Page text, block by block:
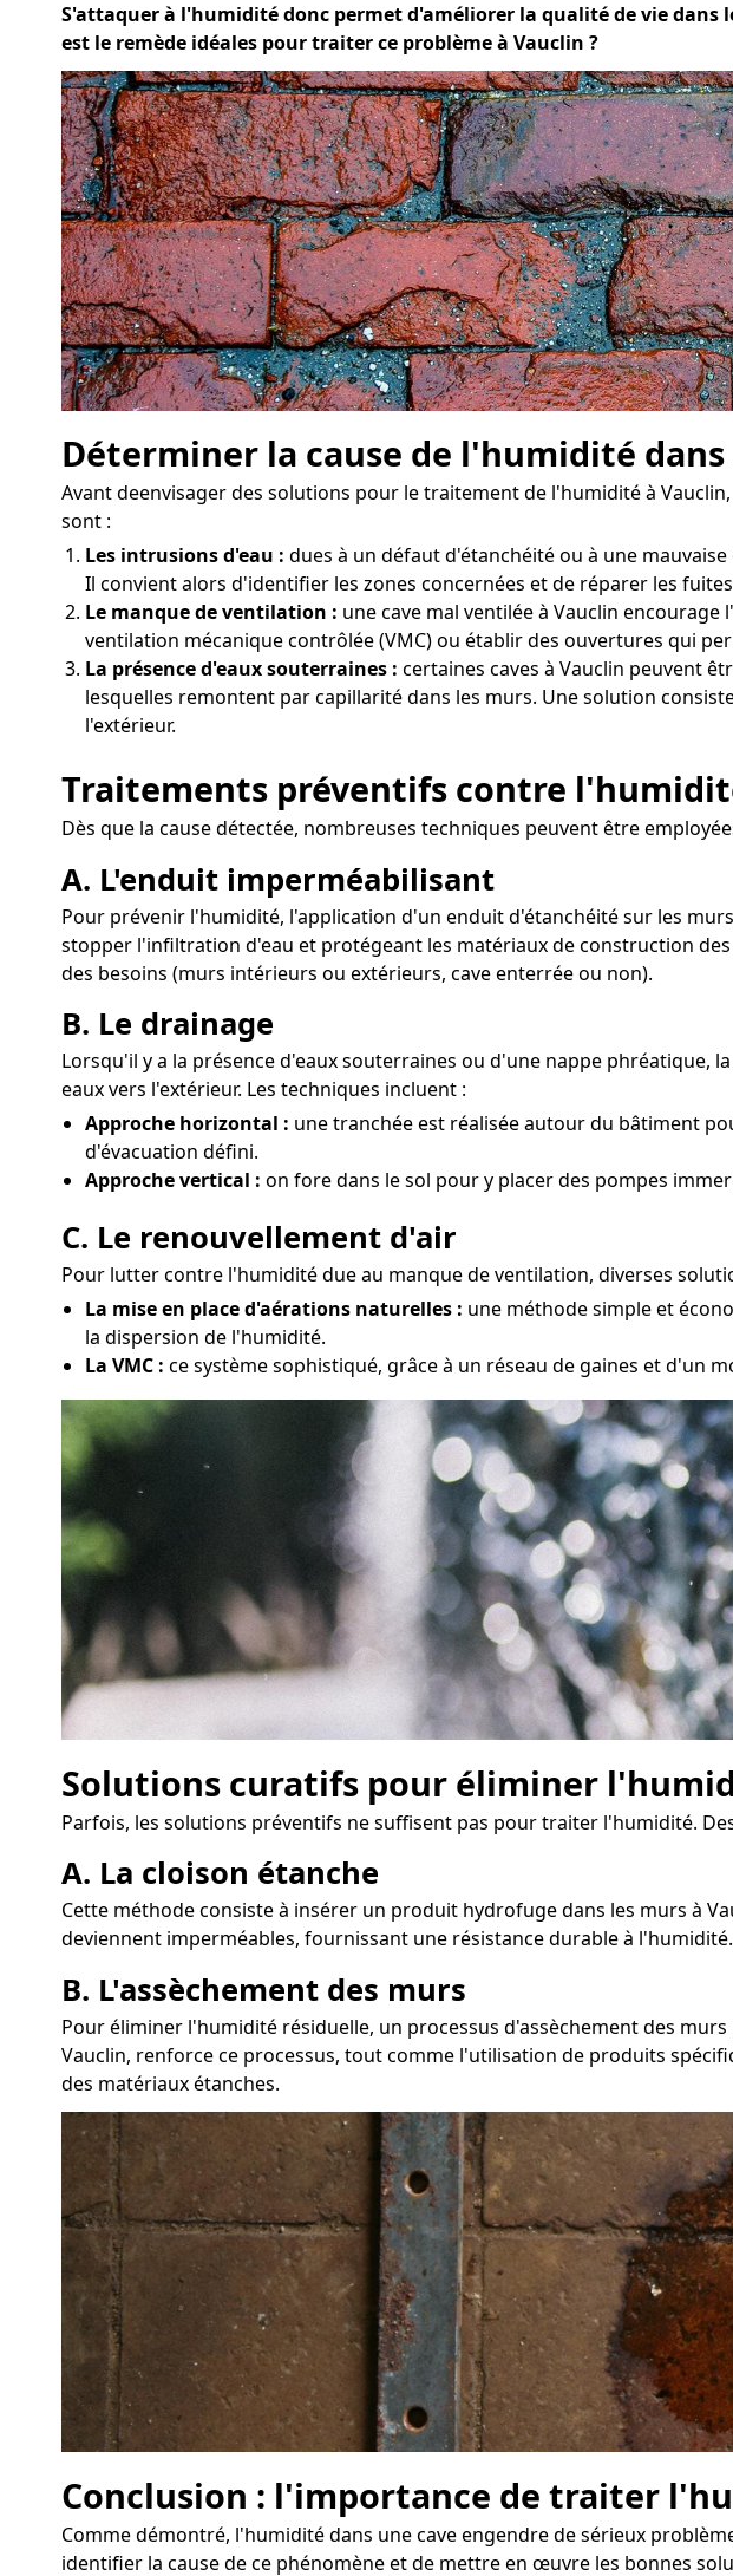
S'attaquer à l'humidité donc permet d'améliorer la qualité de vie
est le remède idéales pour traiter ce problème à Vauclin ?
Déterminer la cause de l'humidité dans
Avant deenvisager des solutions pour le traitement de l'humidité à
sont :
Les intrusions d'eau : dues à un défaut d'étanchéité ou à une
Il convient alors d'identifier les zones concernées et de réparer les
Le manque de ventilation : une cave mal ventilée à Vauclin
ventilation mécanique contrôlée (VMC) ou établir des ouvertures qui
La présence d'eaux souterraines : certaines caves à Vauclin peuvent
lesquelles remontent par capillarité dans les murs. Une solution
l'extérieur.
Traitements préventifs contre
Dès que la cause détectée, nombreuses techniques peuvent être
A. L'enduit imperméabilisant
Pour prévenir l'humidité, l'application d'un enduit d'étanchéité sur les
stopper l'infiltration d'eau et protégeant les matériaux de construction
des besoins (murs intérieurs ou extérieurs, cave enterrée ou non).
B. Le drainage
Lorsqu'il y a la présence d'eaux souterraines ou d'une nappe phréatique,
eaux vers l'extérieur. Les techniques incluent :
Approche horizontal : une tranchée est réalisée autour du bâtiment
d'évacuation défini.
Approche vertical : on fore dans le sol pour y placer des pompes
C. Le renouvellement d'air
Pour lutter contre l'humidité due au manque de ventilation, diverses
La mise en place d'aérations naturelles : une méthode simple et
la dispersion de l'humidité.
La VMC : ce système sophistiqué, grâce à un réseau de gaines et d'un
Solutions curatifs pour éliminer
Parfois, les solutions préventifs ne suffisent pas pour traiter l'humidité.
A. La cloison étanche
Cette méthode consiste à insérer un produit hydrofuge dans les murs à
deviennent imperméables, fournissant une résistance durable à l'humidité.
B. L'assèchement des murs
Pour éliminer l'humidité résiduelle, un processus d'assèchement des
Vauclin, renforce ce processus, tout comme l'utilisation de produits
des matériaux étanches.
Conclusion : l'importance de traiter
Comme démontré, l'humidité dans une cave engendre de sérieux
identifier la cause de ce phénomène et de mettre en œuvre les bonnes